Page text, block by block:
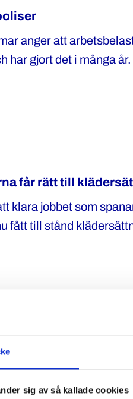
sig av så kallade cookies
anger att
har gjort det i många
får rätt till
klara jobbet som
fått till stånd
faror ska inte
för att avvärja
tättbebyggt område